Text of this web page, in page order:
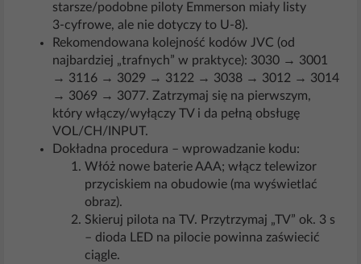
starsze/podobne piloty Emmerson miały listy
3‑cyfrowe, ale nie dotyczy to U‑8).
Rekomendowana kolejność kodów JVC (od
najbardziej „trafnych” w praktyce): 3030 → 3001
→ 3116 → 3029 → 3122 → 3038 → 3012 → 3014
→ 3069 → 3077. Zatrzymaj się na pierwszym,
który włączy/wyłączy TV i da pełną obsługę
VOL/CH/INPUT.
Dokładna procedura – wprowadzanie kodu:
Włóż nowe baterie AAA; włącz telewizor
przyciskiem na obudowie (ma wyświetlać
obraz).
Skieruj pilota na TV. Przytrzymaj „TV” ok. 3 s
– dioda LED na pilocie powinna zaświecić
ciągle.